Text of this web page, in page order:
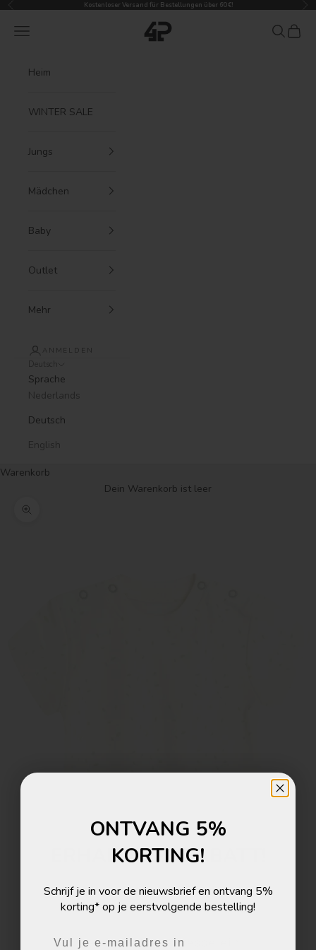
Zum Inhalt springen
Zurück Kostenloser Versand für Bestellungen über 60 €! Vor
4President
Menü Suchen
Heim
WINTER SALE
Jungs
Mädchen
Baby
Outlet
Mehr
ANMELDEN
Deutsch
Sprache
Nederlands
Deutsch
English
Warenkorb
Dein Warenkorb ist leer
Bild vergrößern
ERHALTE 5% RABATT!
Melde dich zum Newsletter an und erhalte 5%
Rabatt auf deine nächste Bestellung!
ONTVANG 5%
KORTING!
Schrijf je in voor de nieuwsbrief en ontvang 5%
korting* op je eerstvolgende bestelling!